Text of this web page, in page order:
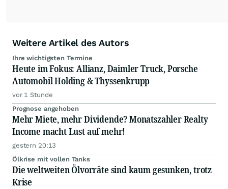
Weitere Artikel des Autors
Ihre wichtigsten Termine
Heute im Fokus: Allianz, Daimler Truck, Porsche
Automobil Holding & Thyssenkrupp
vor 1 Stunde
Prognose angehoben
Mehr Miete, mehr Dividende? Monatszahler Realty
Income macht Lust auf mehr!
gestern 20:13
Ölkrise mit vollen Tanks
Die weltweiten Ölvorräte sind kaum gesunken, trotz
Krise